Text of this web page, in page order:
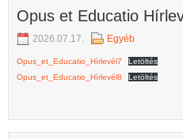
Opus et Educatio
2026.07.17. Egyéb
Opus_et_Educatio_Hírlevél7
Letöltés
Opus_et_Educatio_Hírlevél8
Letöltés